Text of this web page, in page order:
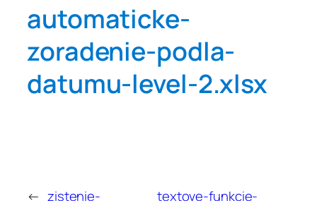
automaticke-
zoradenie-podla-
datumu-level-2.xlsx
← zistenie-
textove-funkcie-